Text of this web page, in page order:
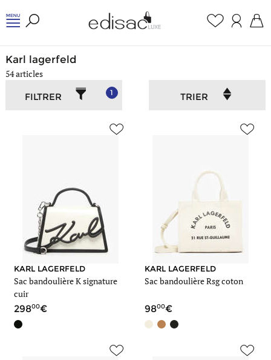
Karl lagerfeld
54 articles
FILTRER
1 TRIER
KARL LAGERFELD
Sac bandoulière K signature
cuir
29800
KARL LAGERFELD
Sac bandoulière Rsg coton
9800